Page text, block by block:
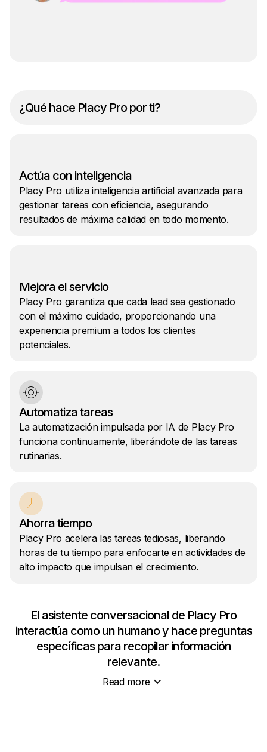
¿Qué hace Placy Pro por ti?
Actúa con inteligencia
Placy Pro utiliza inteligencia artificial avanzada para
gestionar tareas con eficiencia, asegurando
resultados de máxima calidad en todo momento.
Mejora el servicio
Placy Pro garantiza que cada lead sea gestionado
con el máximo cuidado, proporcionando una
experiencia premium a todos los clientes
potenciales.
Automatiza tareas
La automatización impulsada por IA de Placy Pro
funciona continuamente, liberándote de las tareas
rutinarias.
Ahorra tiempo
Placy Pro acelera las tareas tediosas, liberando
horas de tu tiempo para enfocarte en actividades de
alto impacto que impulsan el crecimiento.
El asistente conversacional de Placy Pro
interactúa como un humano y hace preguntas
específicas para recopilar información
relevante.
Read more